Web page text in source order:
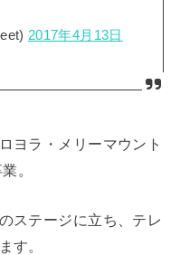
2017年4月13日
ヨラ・メリーマウント
。
ステージに立ち、テレ
す。